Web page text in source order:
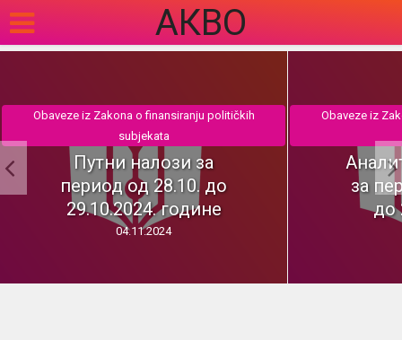
АКВО
Obaveze iz Zakona o finansiranju političkih
subjekata
Путни налози за
период од 28.10. до
29.10.2024. године
04.11.2024
Obaveze iz
за
до